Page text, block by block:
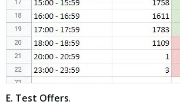
E. Test Offers.